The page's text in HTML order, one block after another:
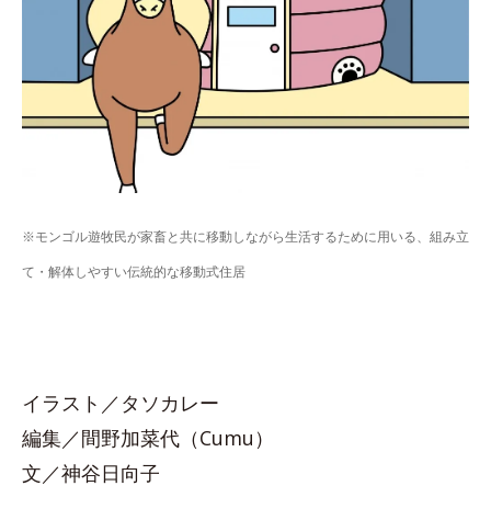
※モンゴル遊牧民が家畜と共に移動しながら生活するために用いる、組み立
て・解体しやすい伝統的な移動式住居
イラスト／タソカレー
編集／間野加菜代（Cumu）
文／神谷日向子